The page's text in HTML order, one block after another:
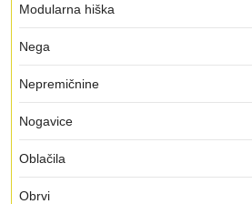
Modularna hiška
Nega
Nepremičnine
Nogavice
Oblačila
Obrvi